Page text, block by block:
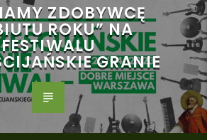
ZDOBYWCĘ
ROKU” NA
FESTIWALU
GRANIE